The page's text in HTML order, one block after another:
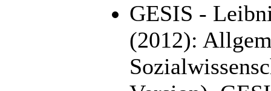
GESIS -
(2012):